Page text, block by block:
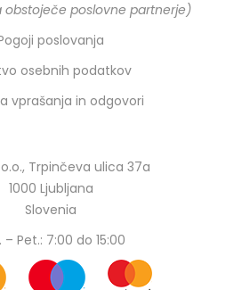
obstoječe poslovne partnerje)
poslovanja
osebnih podatkov
vprašanja in odgovori
Trpinčeva ulica 37a
1000 Ljubljana
Slovenia
– Pet.: 7:00 do 15:00